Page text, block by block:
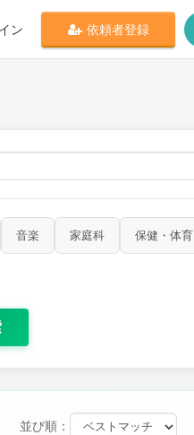
ン 依頼者登録
音楽 家庭科 保健・体育
並び順：